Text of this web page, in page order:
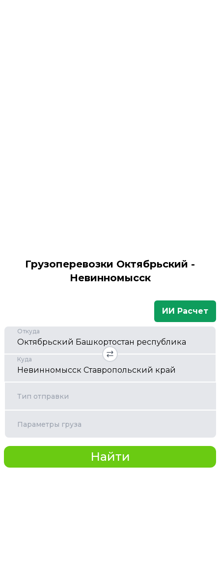
Грузоперевозки Октябрьский -
Невинномысск
ИИ Расчет
Откуда
Куда
Тип отправки
Параметры груза
Найти